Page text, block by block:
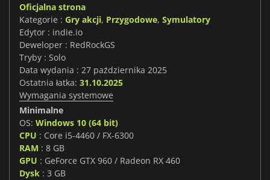
Oficjalna strona
Kategorie : Gry akcji, Przygodowe, Symulatory
Edytor : indie.io
Deweloper : RedRockGS
Tryby : Solo
Data wydania : 27 października 2025
Ostatnia łatka: 31.10.2025
Wymagania systemowe
Minimalne
OS: Windows 10 (64 bit)
CPU : Core i5-4460 / FX-6300
RAM : 8 GB
GPU : GeForce GTX 960 / Radeon RX 460
Dysk : 3 GB